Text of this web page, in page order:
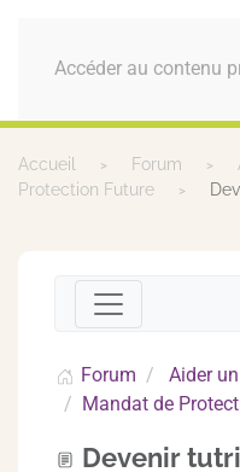
Accéder au contenu
MENU
Accueil Forum
Protection Future
Forum
Aider
Mandat de
Devenir